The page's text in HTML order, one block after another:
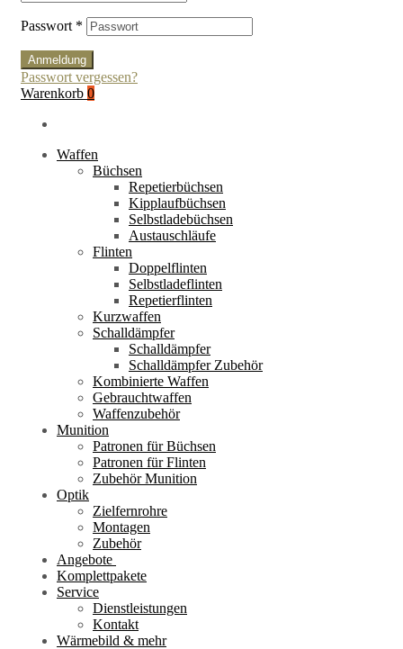
Passwort *
Anmeldung
Passwort vergessen?
Warenkorb 0
Waffen
Büchsen
Repetierbüchsen
Kipplaufbüchsen
Selbstladebüchsen
Austauschläufe
Flinten
Doppelflinten
Selbstladeflinten
Repetierflinten
Kurzwaffen
Schalldämpfer
Schalldämpfer
Schalldämpfer Zubehör
Kombinierte Waffen
Gebrauchtwaffen
Waffenzubehör
Munition
Patronen für Büchsen
Patronen für Flinten
Zubehör Munition
Optik
Zielfernrohre
Montagen
Zubehör
Angebote
Komplettpakete
Service
Dienstleistungen
Kontakt
Wärmebild & mehr